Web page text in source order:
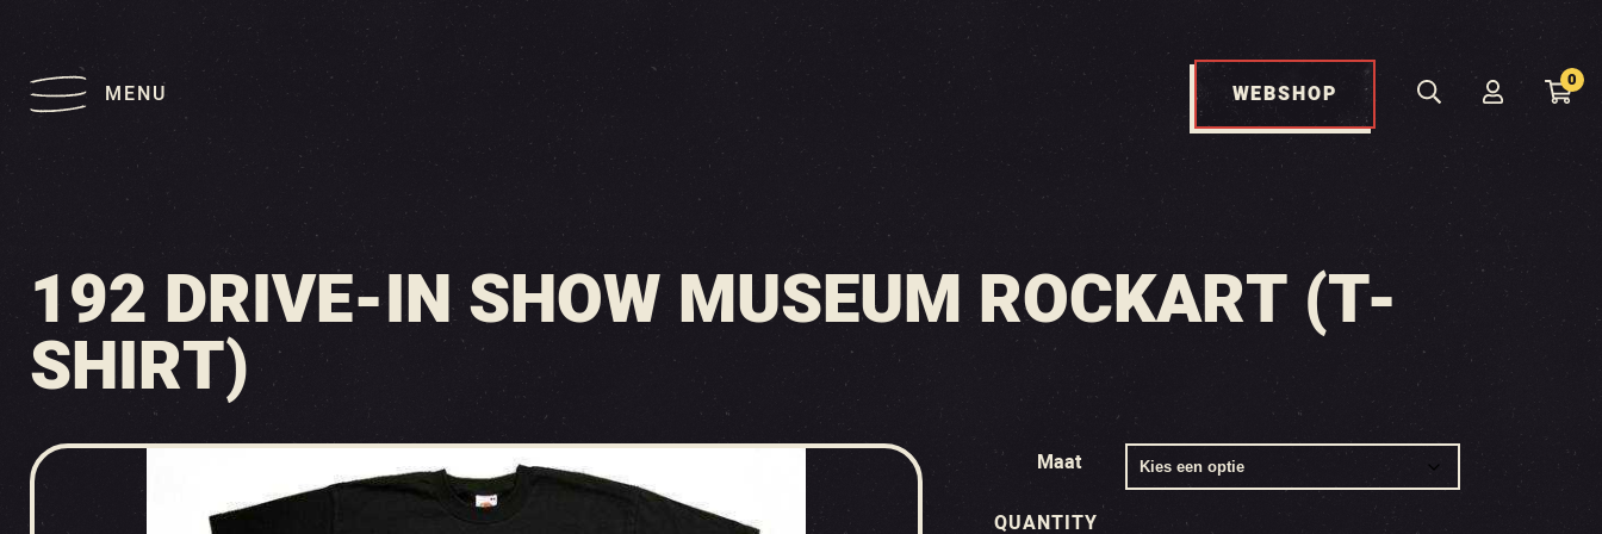
MENU WEBSHOP
0
192 DRIVE-IN SHOW MUSEUM ROCKART (T-
SHIRT)
Maat
QUANTITY